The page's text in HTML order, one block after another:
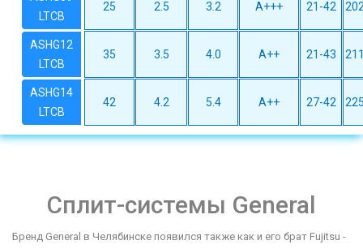
LTCB
25 2.5 3.2 A+++ 21-42
ASHG12
LTCB
35 3.5 4.0 A++ 21-43
ASHG14
LTCB
42 4.2 5.4 A++ 27-42
Сплит-системы General
Бренд General в Челябинске появился также как и его брат Fujitsu -